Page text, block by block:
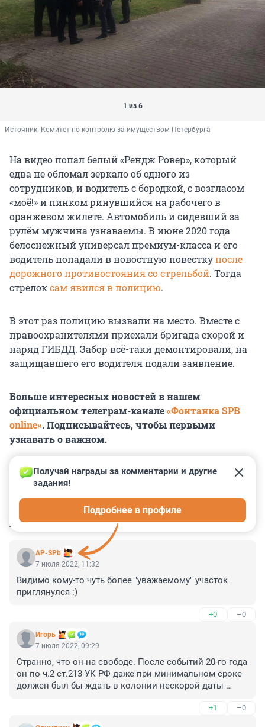
1 из 6
Источник: Комитет по контролю за имуществом Петербурга
На видео попал белый «Рендж Ровер», который
едва не обломал зеркало об одного из
сотрудников, и водитель с бородкой, с возгласом
«моё!» и пинком ринувшийся на рабочего в
оранжевом жилете. Автомобиль и сидевший за
рулём мужчина узнаваемы. В июне 2020 года
белоснежный универсал премиум-класса и его
водитель попадали в новостную повесткупосле
дорожного противостояния со стрельбой. Тогда
стрелоксам явился в полицию.
В этот раз полицию вызвали на место. Вместе с
правоохранителями приехали бригада скорой и
наряд ГИБДД. Забор всё-таки демонтировали, на
защищавшего его водителя подали заявление.
Больше интересных новостей в нашем
официальном телеграм-канале«Фонтанка SPB
online». Подписывайтесь, чтобы первыми
узнавать о важном.
КОММЕНТАРИИ 31
AP-SPb
Получай награды за комментарии и другие
задания!
Подробнее в профиле
7 июля 2022, 11:32
Видимо кому-то чуть более "уважаемому" участок
приглянулся :)
+0 –0
Игoрь
7 июля 2022, 09:29
Странно, что он на свободе. После событий 20-го года
он по ч.2 ст.213 УК РФ даже при минимальном сроке
должен был бы ждать в колонии нескорой даты
+1 –0